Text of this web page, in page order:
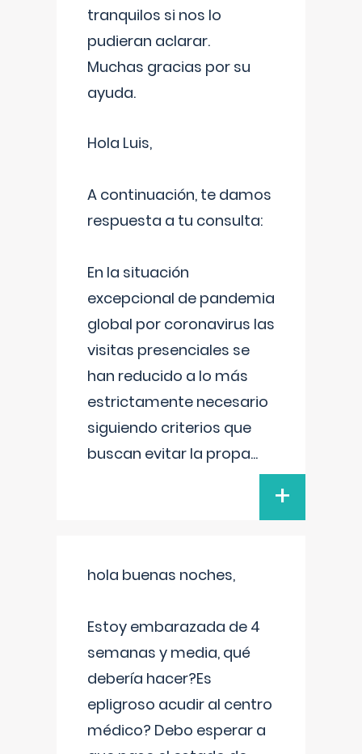
tranquilos si nos lo
pudieran aclarar.
Muchas gracias por su
ayuda.
Hola Luis,
A continuación, te damos
respuesta a tu consulta:
En la situación
excepcional de pandemia
global por coronavirus las
visitas presenciales se
han reducido a lo más
estrictamente necesario
siguiendo criterios que
buscan evitar la propa...
+
hola buenas noches,
Estoy embarazada de 4
semanas y media, qué
debería hacer?Es
epligroso acudir al centro
médico? Debo esperar a